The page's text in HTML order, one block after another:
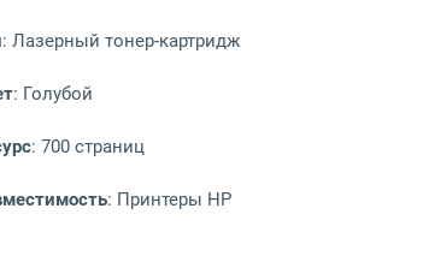
: Лазерный тонер-картридж
: Голубой
: 700 страниц
: Принтеры HP